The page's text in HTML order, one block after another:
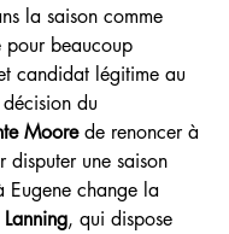
la saison comme
beaucoup
candidat légitime au
du
Moore de renoncer à
disputer une saison
Eugene change la
, qui dispose